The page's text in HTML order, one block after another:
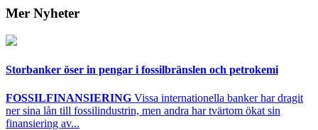
Mer Nyheter
Storbanker öser in pengar i fossilbränslen och petrokemi
FOSSILFINANSIERING Vissa internationella banker har dragit
ner sina lån till fossilindustrin, men andra har tvärtom ökat sin
finansiering av...